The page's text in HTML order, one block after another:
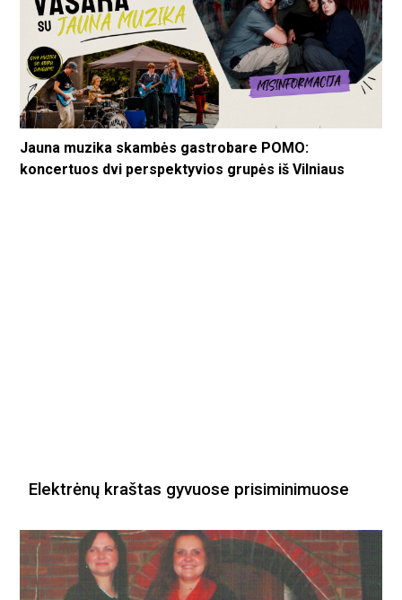
Jauna muzika skambės gastrobare POMO:
koncertuos dvi perspektyvios grupės iš Vilniaus
Elektrėnų kraštas gyvuose prisiminimuose